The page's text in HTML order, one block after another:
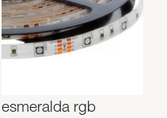
esmeralda rgb